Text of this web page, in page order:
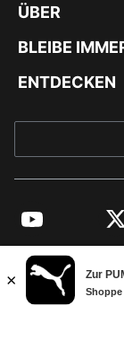
ÜBER
BLEIBE
ENTDECKEN
YouTube
© PUMA